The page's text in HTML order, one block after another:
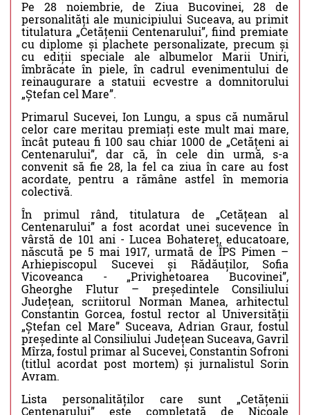
Pe 28 noiembrie, de Ziua Bucovinei, 28 de
personalități ale municipiului Suceava, au primit
titulatura „Cetățenii Centenarului”, fiind premiate
cu diplome și plachete personalizate, precum și
cu ediții speciale ale albumelor Marii Uniri,
îmbrăcate în piele, în cadrul evenimentului de
reinaugurare a statuii ecvestre a domnitorului
„Ștefan cel Mare”.
Primarul Sucevei, Ion Lungu, a spus că numărul
celor care meritau premiați este mult mai mare,
încât puteau fi 100 sau chiar 1000 de „Cetățeni ai
Centenarului”, dar că, în cele din urmă, s-a
convenit să fie 28, la fel ca ziua în care au fost
acordate, pentru a rămâne astfel în memoria
colectivă.
În primul rând, titulatura de „Cetățean al
Centenarului” a fost acordat unei sucevence în
vârstă de 101 ani - Lucea Bohatereț, educatoare,
născută pe 5 mai 1917, urmată de ÎPS Pimen –
Arhiepiscopul Sucevei și Rădăuților, Sofia
Vicoveanca - „Privighetoarea Bucovinei”,
Gheorghe Flutur – președintele Consiliului
Județean, scriitorul Norman Manea, arhitectul
Constantin Gorcea, fostul rector al Universității
„Ștefan cel Mare” Suceava, Adrian Graur, fostul
președinte al Consiliului Județean Suceava, Gavril
Mîrza, fostul primar al Sucevei, Constantin Sofroni
(titlul acordat post mortem) și jurnalistul Sorin
Avram.
Lista personalităților care sunt „Cetățenii
Centenarului” este completată de Nicoale